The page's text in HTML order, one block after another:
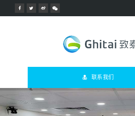
联系我们